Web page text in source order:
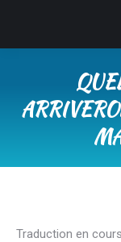
Traduction en